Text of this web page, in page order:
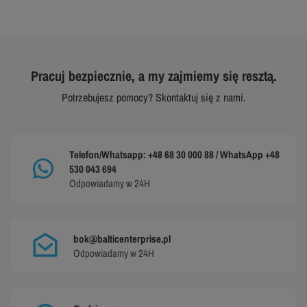
Pracuj bezpiecznie, a my zajmiemy się resztą.
Potrzebujesz pomocy? Skontaktuj się z nami.
Telefon/Whatsapp: +48 68 30 000 88 / WhatsApp +48
530 043 694
Odpowiadamy w 24H
bok@balticenterprise.pl
Odpowiadamy w 24H